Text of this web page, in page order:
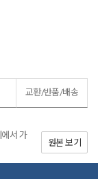
교환/반품/배송
에서 가
원본 보기